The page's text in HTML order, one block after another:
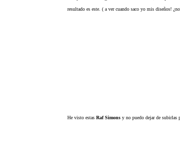
resultado es este. ( a ver cuando saco yo mis diseños!
He visto estas Raf Simons y no puedo dejar de subirlas